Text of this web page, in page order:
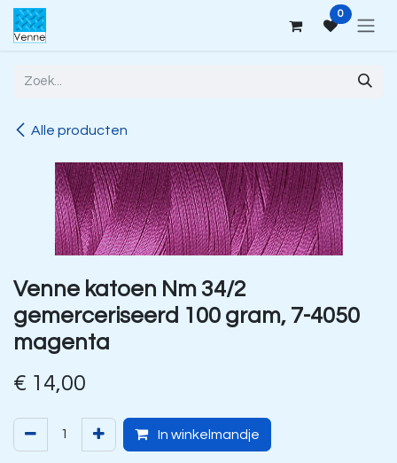
Overslaan naar inhoud 0
Alle producten
Venne katoen Nm 34/2
gemerceriseerd 100 gram, 7-4050
magenta
€ 14,00
In winkelmandje